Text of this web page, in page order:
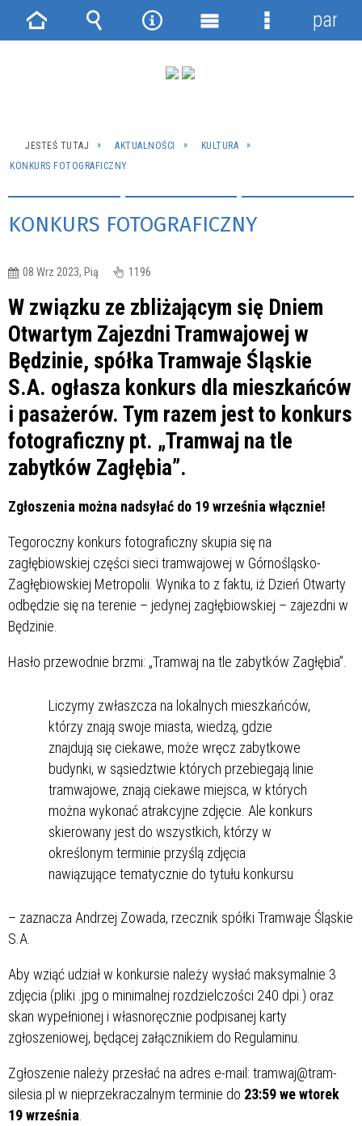
JESTEŚ TUTAJ AKTUALNOŚCI
KULTURA
KONKURS FOTOGRAFICZNY
KONKURS FOTOGRAFICZNY
08 Wrz 2023, Pią 1196
W związku ze zbliżającym się Dniem
Otwartym Zajezdni Tramwajowej w
Będzinie, spółka Tramwaje Śląskie
S.A. ogłasza konkurs dla mieszkańców
i pasażerów. Tym razem jest to konkurs
fotograficzny pt. „Tramwaj na tle
zabytków Zagłębia”.
Zgłoszenia można nadsyłać do 19 września włącznie!
Tegoroczny konkurs fotograficzny skupia się na
zagłębiowskiej części sieci tramwajowej w Górnośląsko-
Zagłębiowskiej Metropolii. Wynika to z faktu, iż Dzień Otwarty
odbędzie się na terenie – jedynej zagłębiowskiej – zajezdni w
Będzinie.
Hasło przewodnie brzmi: „Tramwaj na tle zabytków Zagłębia”.
Liczymy zwłaszcza na lokalnych mieszkańców,
którzy znają swoje miasta, wiedzą, gdzie
znajdują się ciekawe, może wręcz zabytkowe
budynki, w sąsiedztwie których przebiegają linie
tramwajowe, znają ciekawe miejsca, w których
można wykonać atrakcyjne zdjęcie. Ale konkurs
skierowany jest do wszystkich, którzy w
określonym terminie przyślą zdjęcia
nawiązujące tematycznie do tytułu konkursu
– zaznacza Andrzej Zowada, rzecznik spółki Tramwaje Śląskie
S.A.
Aby wziąć udział w konkursie należy wysłać maksymalnie 3
zdjęcia (pliki .jpg o minimalnej rozdzielczości 240 dpi.) oraz
skan wypełnionej i własnoręcznie podpisanej karty
zgłoszeniowej, będącej załącznikiem do Regulaminu.
Zgłoszenie należy przesłać na adres e-mail: tramwaj@tram-
silesia.pl w nieprzekraczalnym terminie do 23:59 we wtorek
19 września
Strona Wyszukiwarka
NarzędziaMenu
Menu
panel